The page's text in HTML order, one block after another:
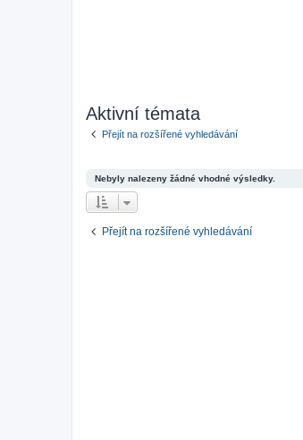
Aktivní témata
Přejít na rozšířené vyhledávání
Nebyly nalezeny žádné vhodné výsledky.
Přejít na rozšířené vyhledávání